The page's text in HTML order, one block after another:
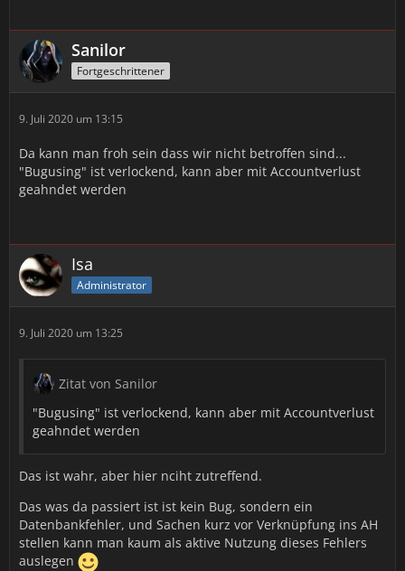
Sanilor
Fortgeschrittener
9. Juli 2020 um 13:15
Da kann man froh sein dass wir nicht betroffen sind...
"Bugusing" ist verlockend, kann aber mit Accountverlust
geahndet werden
Isa
Administrator
9. Juli 2020 um 13:25
Zitat von Sanilor
"Bugusing" ist verlockend, kann aber mit Accountverlust
geahndet werden
Das ist wahr, aber hier nciht zutreffend.
Das was da passiert ist ist kein Bug, sondern ein
Datenbankfehler, und Sachen kurz vor Verknüpfung ins AH
stellen kann man kaum als aktive Nutzung dieses Fehlers
auslegen